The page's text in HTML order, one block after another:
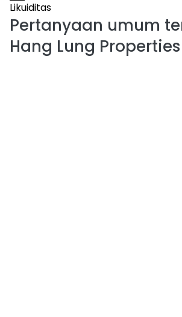
Likuiditas
Pertanyaan umum
Hang Lung